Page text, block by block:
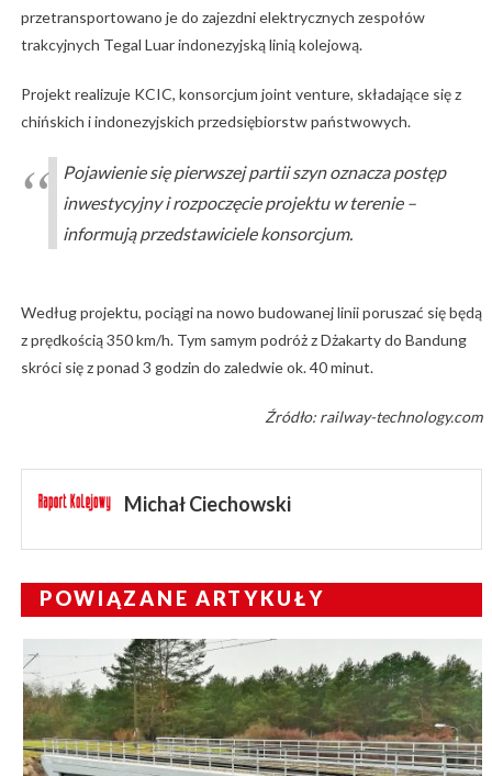
przetransportowano je do zajezdni elektrycznych zespołów
trakcyjnych Tegal Luar indonezyjską linią kolejową.
Projekt realizuje KCIC, konsorcjum joint venture, składające się z
chińskich i indonezyjskich przedsiębiorstw państwowych.
Pojawienie się pierwszej partii szyn oznacza postęp
inwestycyjny i rozpoczęcie projektu w terenie –
informują przedstawiciele konsorcjum.
Według projektu, pociągi na nowo budowanej linii poruszać się będą
z prędkością 350 km/h. Tym samym podróż z Dżakarty do Bandung
skróci się z ponad 3 godzin do zaledwie ok. 40 minut.
Źródło: railway-technology.com
Michał Ciechowski
POWIĄZANE ARTYKUŁY